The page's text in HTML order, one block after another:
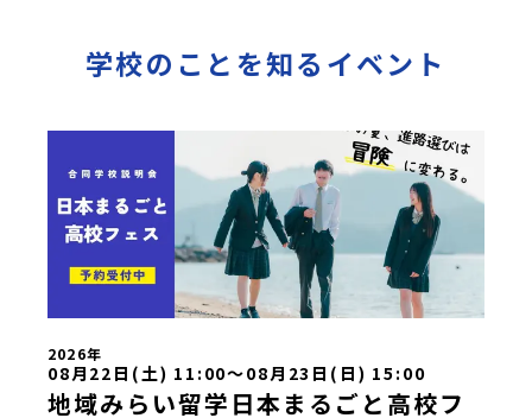
学校のことを知るイベント
2026年
08月22日(土) 11:00〜08月23日(日) 15:00
地域みらい留学日本まるごと高校フ